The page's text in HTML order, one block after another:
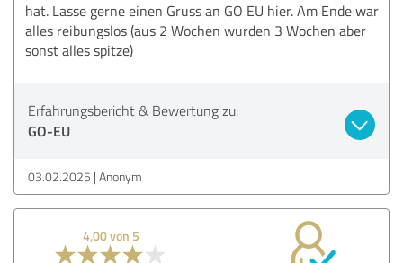
hat. Lasse gerne einen Gruss an GO EU hier. Am Ende war
alles reibungslos (aus 2 Wochen wurden 3 Wochen aber
sonst alles spitze)
Erfahrungsbericht & Bewertung zu:
GO-EU
03.02.2025 Anonym
4,00 von 5